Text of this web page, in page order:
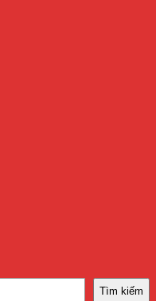
Tìm kiếm